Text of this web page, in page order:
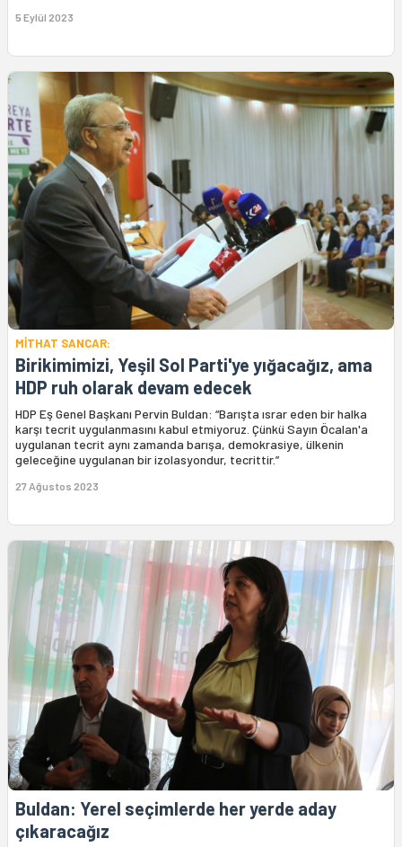
5 Eylül 2023
MİTHAT SANCAR:
Birikimimizi, Yeşil Sol Parti'ye yığacağız, ama
HDP ruh olarak devam edecek
HDP Eş Genel Başkanı Pervin Buldan: “Barışta ısrar eden bir halka
karşı tecrit uygulanmasını kabul etmiyoruz. Çünkü Sayın Öcalan'a
uygulanan tecrit aynı zamanda barışa, demokrasiye, ülkenin
geleceğine uygulanan bir izolasyondur, tecrittir.”
27 Ağustos 2023
Buldan: Yerel seçimlerde her yerde aday
çıkaracağız